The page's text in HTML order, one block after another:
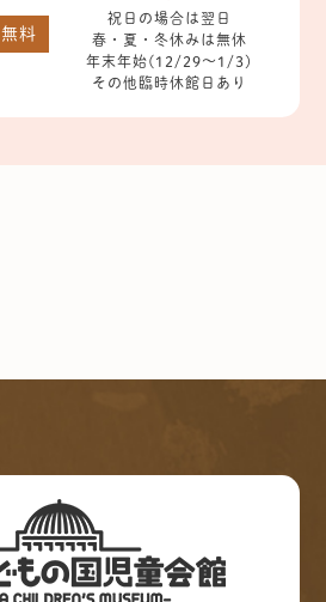
無料
祝日の場合は翌日
春・夏・冬休みは無休
年末年始(12/29～1/3)
その他臨時休館日あり